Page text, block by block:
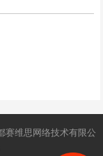
赛维思网络技术有限公